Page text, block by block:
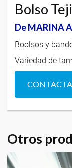
Bolso
De MARINA
Boolsos y
Variedad de
Otros